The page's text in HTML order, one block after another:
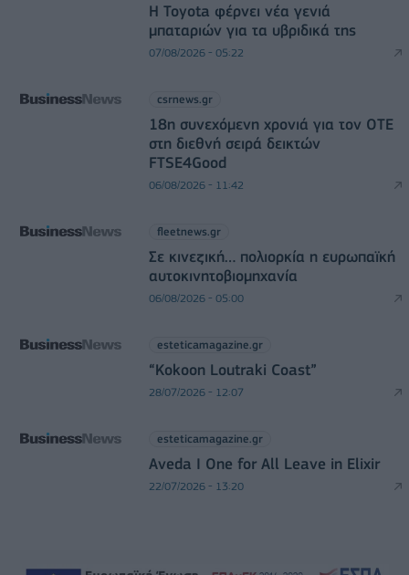
Η Toyota φέρνει νέα γενιά
μπαταριών για τα υβριδικά της
07/08/2026 - 05:22
csrnews.gr
18η συνεχόμενη χρονιά για τον ΟΤΕ
στη διεθνή σειρά δεικτών
FTSE4Good
06/08/2026 - 11:42
fleetnews.gr
Σε κινεζική… πολιορκία η ευρωπαϊκή
αυτοκινητοβιομηχανία
06/08/2026 - 05:00
esteticamagazine.gr
“Kokoon Loutraki Coast”
28/07/2026 - 12:07
esteticamagazine.gr
Aveda I One for All Leave in Elixir
22/07/2026 - 13:20